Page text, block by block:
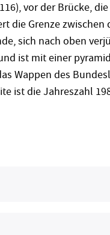
vor der Brücke,
die Grenze zwischen
sich nach oben
ist mit einer
Wappen des
ist die Jahreszahl